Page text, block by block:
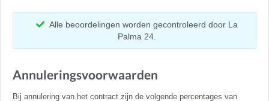
Alle beoordelingen worden gecontroleerd door La
Palma 24.
Annuleringsvoorwaarden
Bij annulering van het contract zijn de volgende percentages van